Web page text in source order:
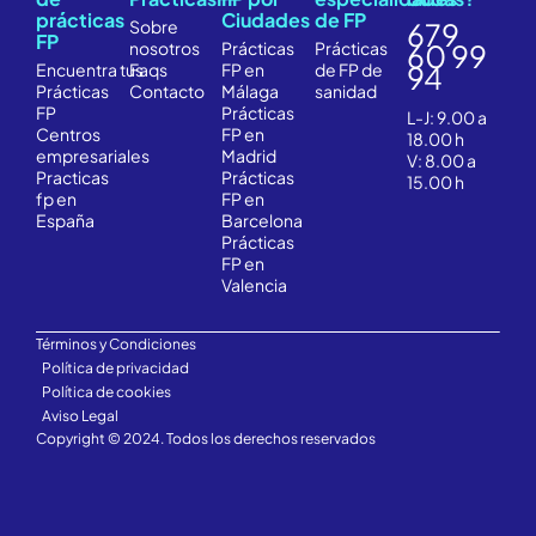
prácticas
FP
Encuentratus
Prácticas
FP
Centros
empresariales
Practicas
fp en
España
Sobre
nosotros
Faqs
Contacto
Ciudades
Prácticas
FP en
Málaga
Prácticas
FP en
Madrid
Prácticas
FP en
Barcelona
Prácticas
FP en
Valencia
de FP
Prácticas
de FP de
sanidad
679
60 99
94
L-J: 9.00 a
18.00 h
V: 8.00 a
15.00 h
Copyright © 2024. Todos los derechos reservados
Términos y Condiciones
Política de privacidad
Política de cookies
Aviso Legal